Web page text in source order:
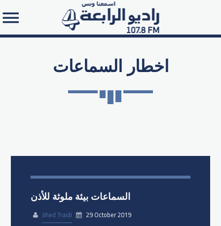
اخطار السماعات
السماعات بيئة ملوثة للأذن
Jihed Traidi
29 October 2019